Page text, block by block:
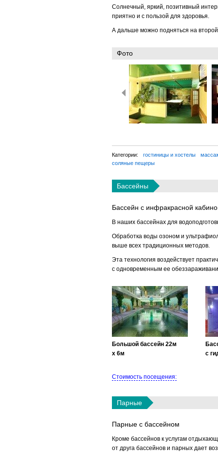
Солнечный, яркий, позитивный
приятно и с пользой для здоровья.
А дальше можно подняться на
Фото
Категории: гостиницы и хостелы
соляные пещеры
Бассейны
Бассейн с инфракрасной
В наших бассейнах для
Обработка воды озоном и
выше всех традиционных методов.
Эта технология воздействует
с одновременным ее
Большой бассейн 22м
х 6м
с
Стоимость посещения:
Парные
Парные с бассейном
Кроме бассейнов к услугам
от друга бассейнов и парных дает